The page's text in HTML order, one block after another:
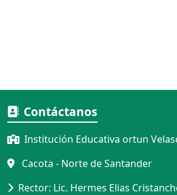
Contáctanos
Institución Educativa ortun
Cacota - Norte de Santander
Rector: Lic. Hermes Elias